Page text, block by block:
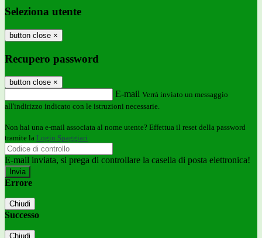
Seleziona utente
button close ×
Recupero password
button close ×
E-mail Verrà inviato un messaggio
all'indirizzo indicato con le istruzioni necessarie.
Non hai una e-mail associata al nome utente? Effettua il reset della password
tramite la Login Spaggiari
E-mail inviata, si prega di controllare la casella di posta elettronica!
Errore
Chiudi
Successo
Chiudi